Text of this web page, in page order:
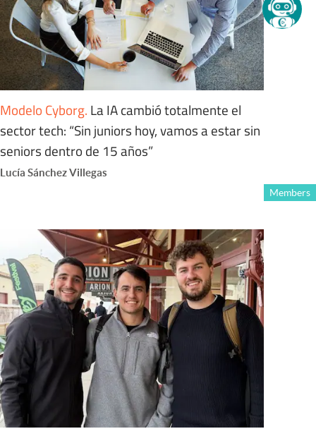
Modelo Cyborg. La IA cambió totalmente el
sector tech: “Sin juniors hoy, vamos a estar sin
seniors dentro de 15 años”
Lucía Sánchez Villegas
Members